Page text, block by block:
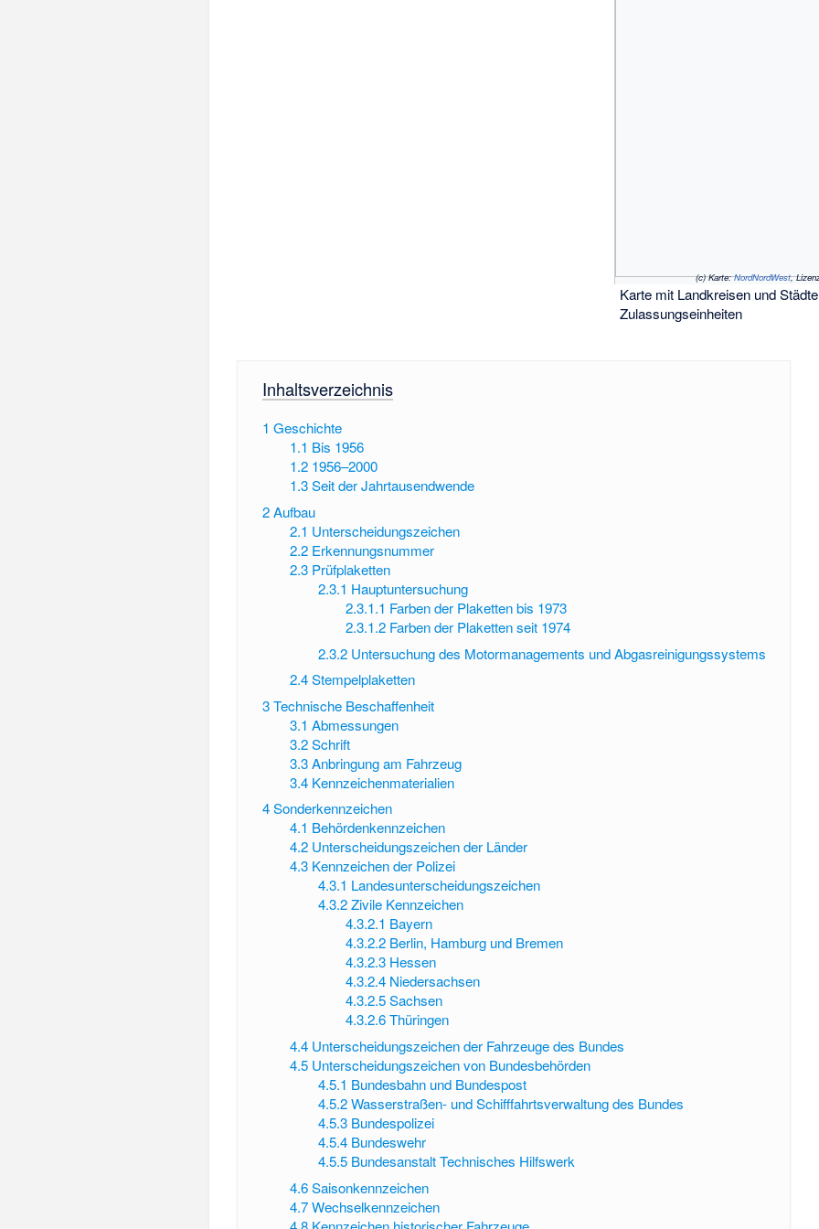
(c)Karte:NordNordWest,
Karte mit Landkreisen und
Zulassungseinheiten
Inhaltsverzeichnis
1 Geschichte
1.1 Bis 1956
1.2 1956–2000
1.3 Seit der Jahrtausendwende
2Aufbau
2.1 Unterscheidungszeichen
2.2 Erkennungsnummer
2.3 Prüfplaketten
2.3.1 Hauptuntersuchung
2.3.1.1 Farben der Plaketten bis 1973
2.3.1.2 Farben der Plaketten seit 1974
2.3.2 Untersuchung des Motormanagements und Abgasreinigungssystems
2.4 Stempelplaketten
3Technische Beschaffenheit
3.1 Abmessungen
3.2 Schrift
3.3 Anbringung am Fahrzeug
3.4 Kennzeichenmaterialien
4Sonderkennzeichen
4.1 Behördenkennzeichen
4.2 Unterscheidungszeichen der Länder
4.3 Kennzeichen der Polizei
4.3.1 Landesunterscheidungszeichen
4.3.2 Zivile Kennzeichen
4.3.2.1 Bayern
4.3.2.2 Berlin, Hamburg und Bremen
4.3.2.3 Hessen
4.3.2.4 Niedersachsen
4.3.2.5Sachsen
4.3.2.6Thüringen
4.4 Unterscheidungszeichen der Fahrzeuge des Bundes
4.5 Unterscheidungszeichen von Bundesbehörden
4.5.1 Bundesbahn und Bundespost
4.5.2 Wasserstraßen- und Schifffahrtsverwaltung des Bundes
4.5.3 Bundespolizei
4.5.4 Bundeswehr
4.5.5 Bundesanstalt Technisches Hilfswerk
4.6 Saisonkennzeichen
4.7 Wechselkennzeichen